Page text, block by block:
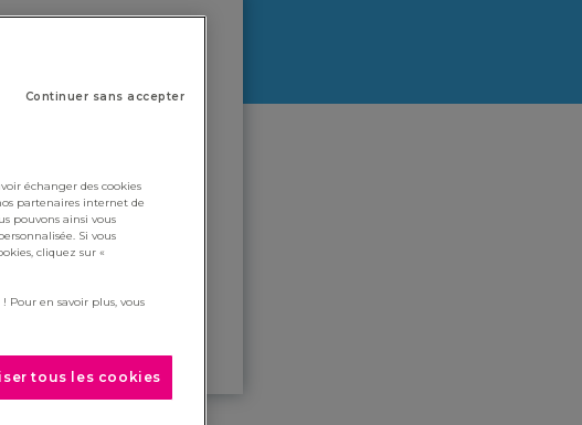
Continuer sans accepter
échanger des cookies
partenaires internet de
pouvons ainsi vous
Si vous
cliquez sur «
Pour en savoir plus, vous
tous les cookies